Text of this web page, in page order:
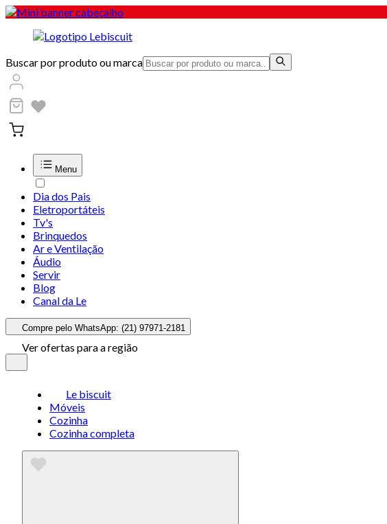
Buscar por produto ou marca
Menu
Dia dos Pais
Eletroportáteis
Tv's
Brinquedos
Ar e Ventilação
Áudio
Servir
Blog
Canal da Le
Compre pelo WhatsApp: (21) 97971-2181
Ver ofertas para a região
Le biscuit
Móveis
Cozinha
Cozinha completa